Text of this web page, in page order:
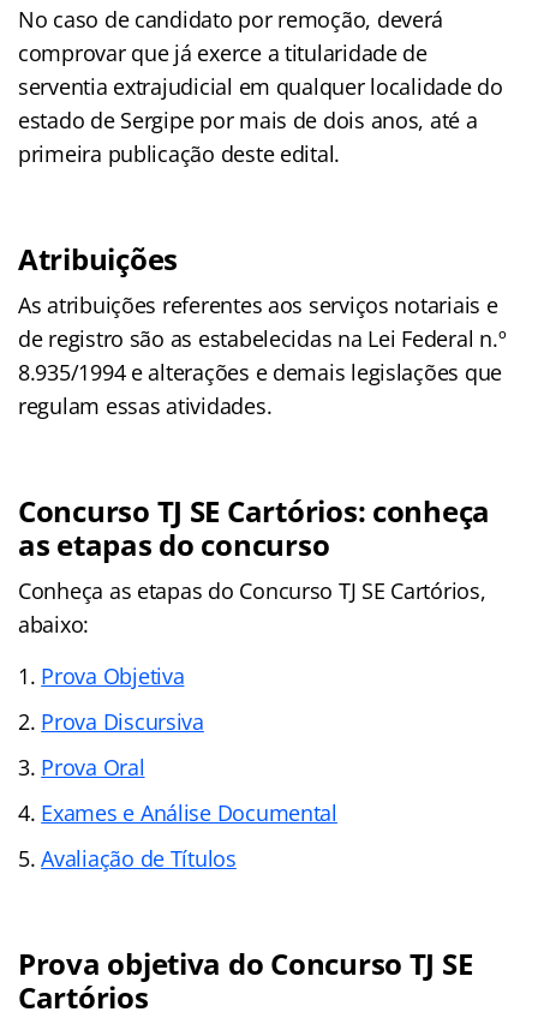
No caso de candidato por remoção, deverá
comprovar que já exerce a titularidade de
serventia extrajudicial em qualquer localidade do
estado de Sergipe por mais de dois anos, até a
primeira publicação deste edital.
Atribuições
As atribuições referentes aos serviços notariais e
de registro são as estabelecidas na Lei Federal n.º
8.935/1994 e alterações e demais legislações que
regulam essas atividades.
Concurso TJ SE Cartórios: conheça
as etapas do concurso
Conheça as etapas do Concurso TJ SE Cartórios,
abaixo:
Prova Objetiva
Prova Discursiva
Prova Oral
Exames e Análise Documental
Avaliação de Títulos
Prova objetiva do Concurso TJ SE
Cartórios